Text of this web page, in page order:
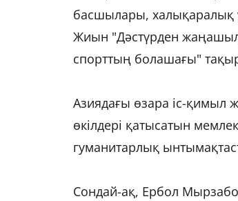
басшылары, халықаралық
Жиын "Дәстүрден
спорттың болашағы"
Азиядағы өзара іс-қимыл
өкілдері қатысатын
гуманитарлық
Сондай-ақ, Ербол